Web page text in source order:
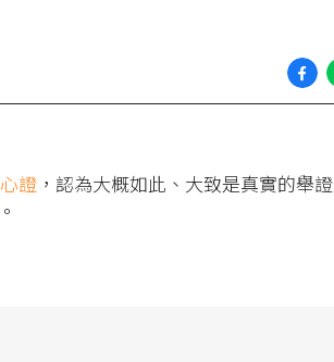
心證 ，認為大概如此、大致是真實的舉證
。